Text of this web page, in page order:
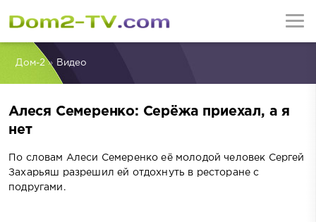
Дом-2» Видео
Алеся Семеренко: Серёжа приехал, а я
нет
По словам Алеси Семеренко её молодой человек Сергей
Захарьяш разрешил ей отдохнуть в ресторане с
подругами.